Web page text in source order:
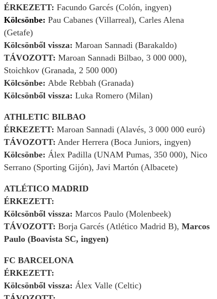
ÉRKEZETT: Facundo Garcés (Colón, ingyen)
Kölcsönbe: Pau Cabanes (Villarreal), Carles Alena
(Getafe)
Kölcsönből vissza: Maroan Sannadi (Barakaldo)
TÁVOZOTT: Maroan Sannadi Bilbao, 3 000 000),
Stoichkov (Granada, 2 500 000)
Kölcsönbe: Abde Rebbah (Granada)
Kölcsönből vissza: Luka Romero (Milan)
ATHLETIC BILBAO
ÉRKEZETT: Maroan Sannadi (Alavés, 3 000 000 euró)
TÁVOZOTT: Ander Herrera (Boca Juniors, ingyen)
Kölcsönbe: Álex Padilla (UNAM Pumas, 350 000), Nico
Serrano (Sporting Gijón), Javi Martón (Albacete)
ATLÉTICO MADRID
ÉRKEZETT:
Kölcsönből vissza: Marcos Paulo (Molenbeek)
TÁVOZOTT: Borja Garcés (Atlético Madrid B), Marcos
Paulo (Boavista SC, ingyen)
FC BARCELONA
ÉRKEZETT:
Kölcsönből vissza: Álex Valle (Celtic)